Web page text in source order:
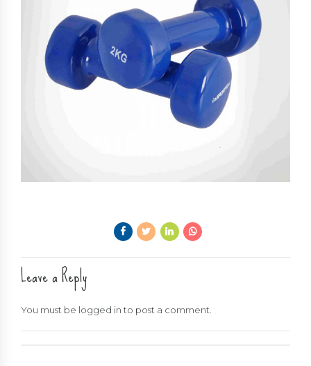
Leave a Reply
You must be logged in to post a comment.